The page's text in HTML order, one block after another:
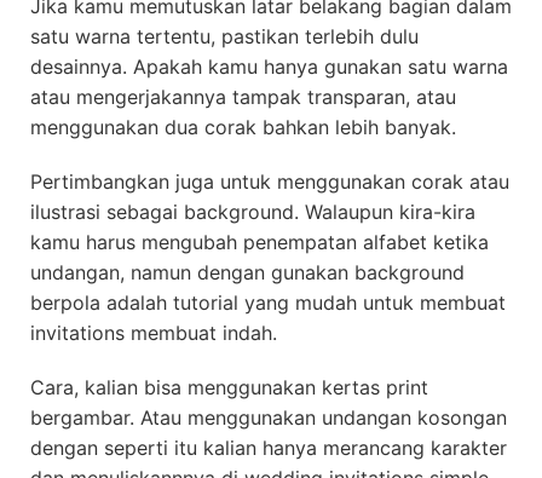
Jika kamu memutuskan latar belakang bagian dalam
satu warna tertentu, pastikan terlebih dulu
desainnya. Apakah kamu hanya gunakan satu warna
atau mengerjakannya tampak transparan, atau
menggunakan dua corak bahkan lebih banyak.
Pertimbangkan juga untuk menggunakan corak atau
ilustrasi sebagai background. Walaupun kira-kira
kamu harus mengubah penempatan alfabet ketika
undangan, namun dengan gunakan background
berpola adalah tutorial yang mudah untuk membuat
invitations membuat indah.
Cara, kalian bisa menggunakan kertas print
bergambar. Atau menggunakan undangan kosongan
dengan seperti itu kalian hanya merancang karakter